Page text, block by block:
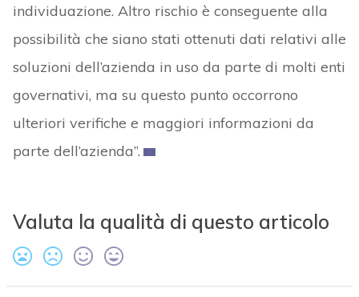
individuazione. Altro rischio è conseguente alla
possibilità che siano stati ottenuti dati relativi alle
soluzioni dell’azienda in uso da parte di molti enti
governativi, ma su questo punto occorrono
ulteriori verifiche e maggiori informazioni da
parte dell’azienda”.
Valuta la qualità di questo articolo